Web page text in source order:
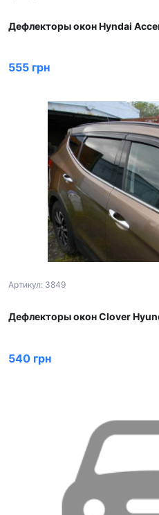
Дефлекторы окон Hyndai
555 грн
Артикул: 3849
Дефлекторы окон Clover
540 грн